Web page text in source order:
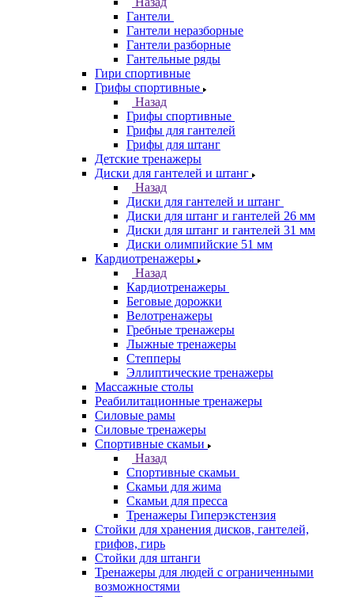
Гантели
Гантели неразборные
Гантели разборные
Гантельные ряды
Гири спортивные
Грифы спортивные
Назад
Грифы спортивные
Грифы для гантелей
Грифы для штанг
Детские тренажеры
Диски для гантелей и штанг
Назад
Диски для гантелей и штанг
Диски для штанг и гантелей 26 мм
Диски для штанг и гантелей 31 мм
Диски олимпийские 51 мм
Кардиотренажеры
Назад
Кардиотренажеры
Беговые дорожки
Велотренажеры
Гребные тренажеры
Лыжные тренажеры
Степперы
Эллиптические тренажеры
Массажные столы
Реабилитационные тренажеры
Силовые рамы
Силовые тренажеры
Спортивные скамьи
Назад
Спортивные скамьи
Скамьи для жима
Скамьи для пресса
Тренажеры Гиперэкстензия
Стойки для хранения дисков, гантелей,
грифов, гирь
Стойки для штанги
Тренажеры для людей с ограниченными
возможностями